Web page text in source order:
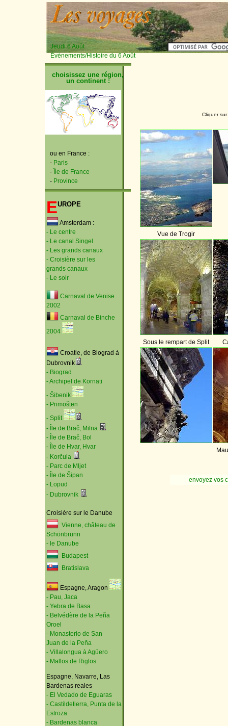
Jeudi 6 Août
Événements/Histoire du 6 Août
choisissez une région,
un continent :
ou en France :
- Paris
-
Île de France
- Province
Europe
Amsterdam :
- Le centre
- Le canal Singel
- Les grands canaux
- Croisière sur les
grands canaux
- Le soir
Carnaval de Venise
2002
Carnaval de Binche
2004
Croatie, de Biograd à
Dubrovnik
- Biograd
- Archipel de Kornati
- Šibenik
- Primošten
- Split
- Île de Brač, Milna
- Île de Brač, Bol
- Île de Hvar, Hvar
- Korčula
- Parc de Mljet
- Île de Šipan
- Lopud
- Dubrovnik
Croisière sur le Danube
Vienne, château de
Schönbrunn
- le Danube
Budapest
Bratislava
Espagne, Aragon
- Pau, Jaca
- Yebra de Basa
- Belvédère de la Peña
Oroel
- Monasterio de San
Juan de la Peña
- Villalongua à Agüero
- Mallos de Riglos
Espagne, Navarre, Las
Bardenas reales
- El Vedado de Eguaras
- Castildetierra, Punta de la
Estroza
- Bardenas blanca
Cliquer
Vue de Trogir
Sous le rempart de Split
envoyez vos